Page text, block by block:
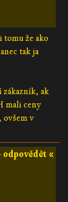
tomu že ako
tak ja
ak
mali ceny
ovšem v
odpovědět «